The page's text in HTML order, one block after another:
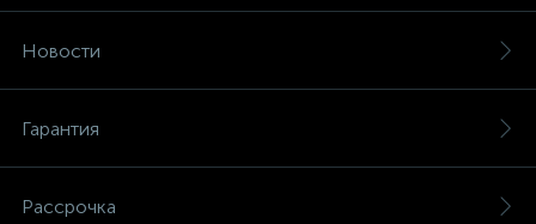
Новости
Гарантия
Рассрочка